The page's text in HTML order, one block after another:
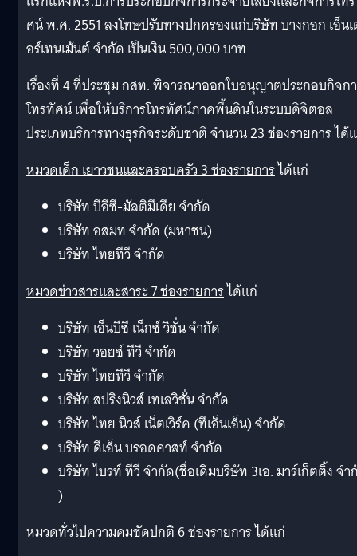
ศน์ พ.ศ. 2551 ลงโทษปรับทางปกครองแก่บริษัท บางกอก เอ็น
อร์เทนเม้นต์ จำกัด เป็นเงิน 500,000 บาท
เรื่องที่ 4 ที่ประชุม กสท. พิจารณาออกใบอนุญาตประกอบกิจก
โทรทัศน์ เพื่อให้บริการโทรทัศน์ภาคพื้นดินในระบบดิจิตอล
ประเภทบริการทางธุรกิจระดับชาติ จำนวน 23 ช่องรายการ ได้
หมวดเด็ก เยาวชนและครอบครัว 3 ช่องรายการได้แก่
บริษัท บีอีซี-มัลติมีเดีย จำกัด
บริษัท อสมท จำกัด (มหาชน)
บริษัท ไทยทีวี จำกัด
หมวดข่าวสารและสาระ 7 ช่องรายการได้แก่
บริษัท เอ็นบีซี เน็กซ์ วิชั่น จำกัด
บริษัท วอยซ์ ทีวี จำกัด
บริษัท ไทยทีวี จำกัด
บริษัท สปริงนิวส์ เทเลวิชั่น จำกัด
บริษัท ไทย นิวส์ เน็ตเวิร์ค (ทีเอ็นเอ็น) จำกัด
บริษัท ดีเอ็น บรอดคาสท์ จำกัด
บริษัท ไบรท์ ทีวี จำกัด(ชื่อเดิมบริษัท 3เอ. มาร์เก็ตติ้ง จำ
)
หมวดทั่วไปความคมชัดปกติ 6 ช่องรายการได้แก่